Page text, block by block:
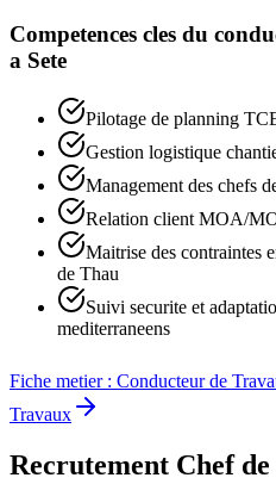
Competences cles du
a Sete
Pilotage de planning
Gestion logistique
Management des chefs
Relation client MOA/
Maitrise des contraintes
de Thau
Suivi securite et
mediterraneens
Fiche metier : Conducteur de
Travaux
Recrutement Chef